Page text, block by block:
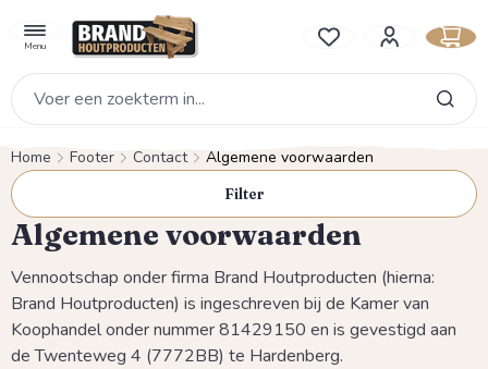
Menu Je hebt 0 items op je
Home Footer Contact Algemene voorwaarden
Filter
Algemene voorwaarden
Vennootschap onder firma Brand Houtproducten (hierna:
Brand Houtproducten) is ingeschreven bij de Kamer van
Koophandel onder nummer 81429150 en is gevestigd aan
de Twenteweg 4 (7772BB) te Hardenberg.